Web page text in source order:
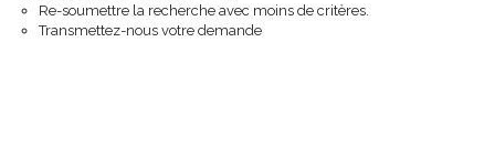
Louer
Re-soumettre la recherche avec moins de critères.
Transmettez-nous votre demande